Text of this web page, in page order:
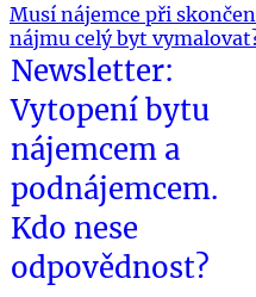
Musí nájemce při
nájmu celý byt
Newsletter:
Vytopení bytu
nájemcem a
podnájemcem.
Kdo nese
odpovědnost?